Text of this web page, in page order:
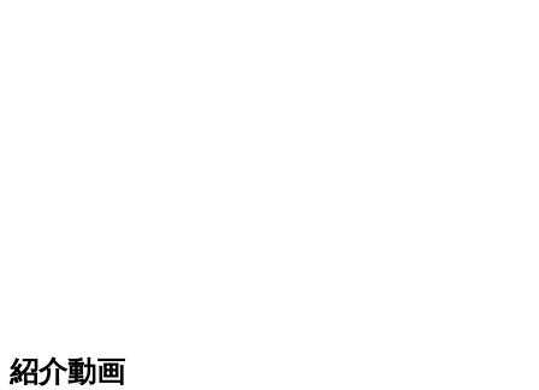
紹介動画